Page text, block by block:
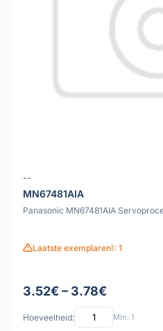
--
MN67481AIA
Panasonic MN67481AIA
Laatste exemplaren!: 1
3.52€ – 3.78€
Hoeveelheid: Min: 1